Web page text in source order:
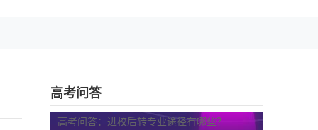
高考问答
高考问答：进校后转专业途径有哪些？